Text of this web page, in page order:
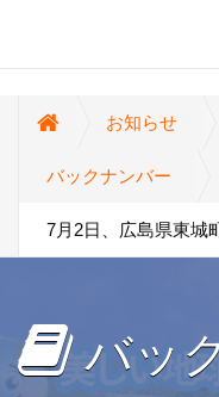
お知らせ
バックナンバー
7月2日、広島県東城
バッ